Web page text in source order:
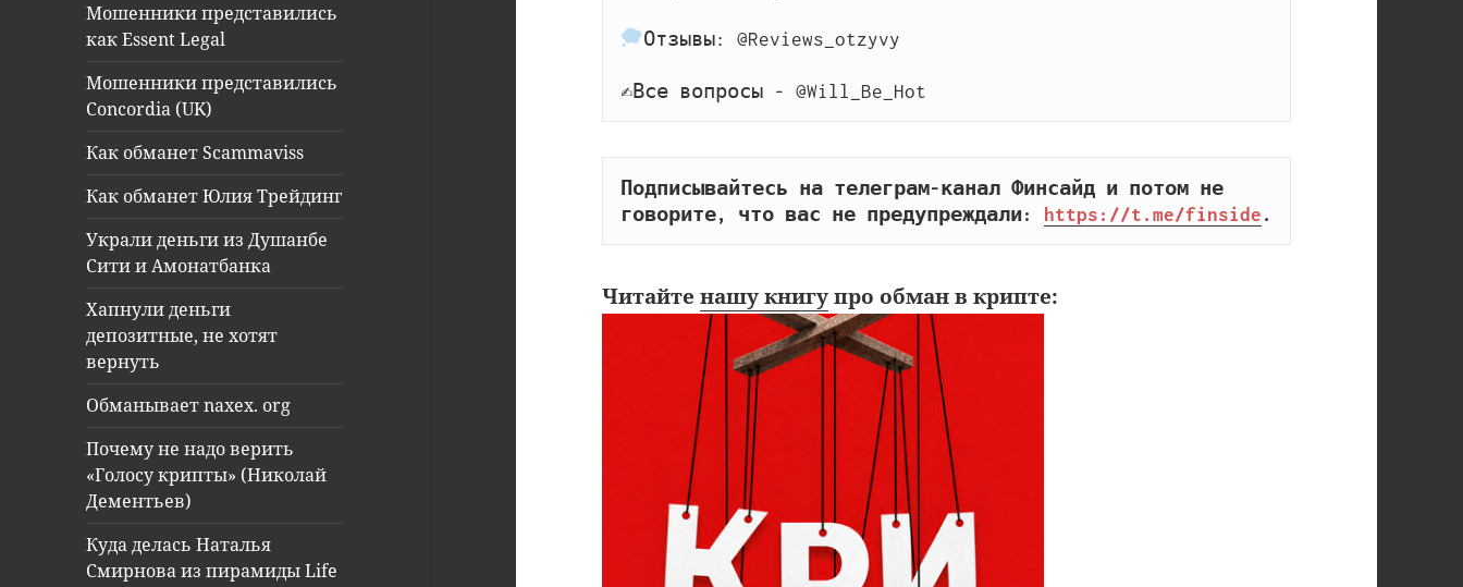
Мошенники представились
как Essent Legal
Мошенники представились
Concordia (UK)
Как обманет Scammaviss
Как обманет Юлия Трейдинг
Украли деньги из Душанбе
Сити и Амонатбанка
Хапнули деньги
депозитные, не хотят
вернуть
Обманывает naxex. org
Почему не надо верить
«Голосу крипты» (Николай
Дементьев)
Куда делась Наталья
Смирнова из пирамиды Life
Отзывы: @Reviews_otzyvy
✍Все вопросы - @Will_Be_Hot
Подписывайтесь на телеграм-канал Финсайд и потом не
говорите, что вас не предупреждали: https://t.me/finside .
Читайтенашу книгупро обман в крипте: